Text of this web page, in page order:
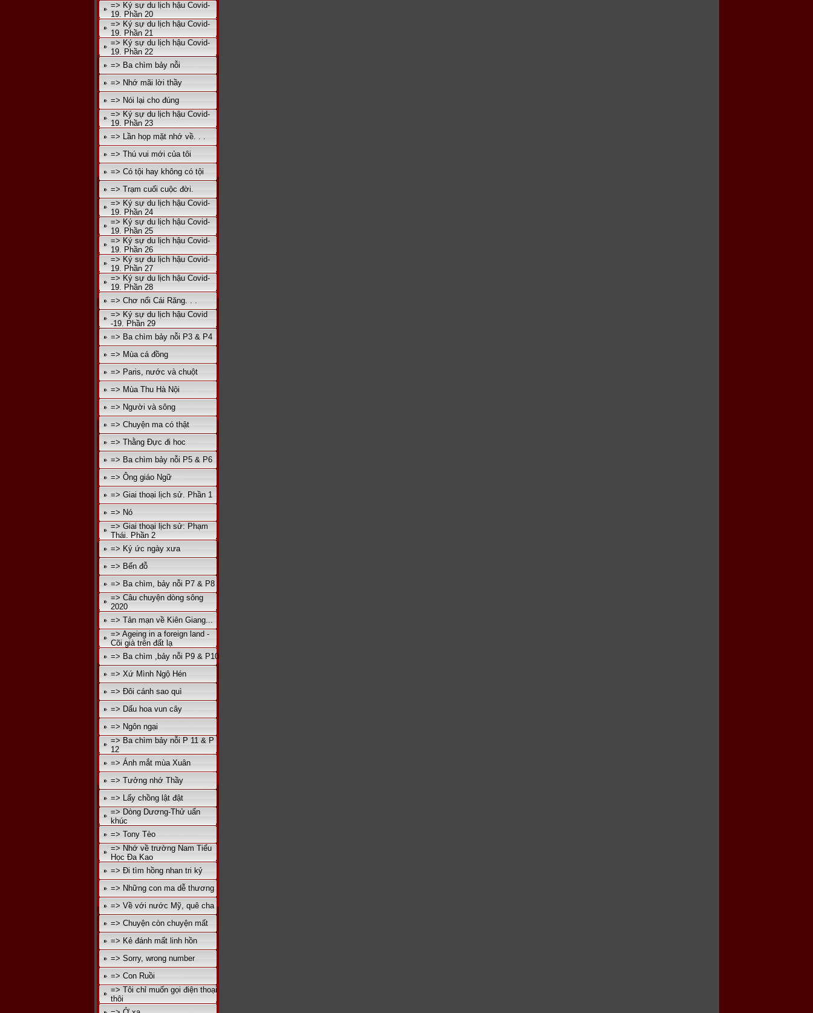
=> Ký sự du lịch hậu Covid-
19. Phần 20
=> Ký sự du lịch hậu Covid-
19. Phần 21
=> Ký sự du lịch hậu Covid-
19. Phần 22
=> Ba chìm bảy nỗi
=> Nhớ mãi lời thầy
=> Nói lại cho đúng
=> Ký sự du lịch hậu Covid-
19. Phần 23
=> Lần họp mặt nhớ về. . .
=> Thú vui mới của tôi
=> Có tội hay không có tội
=> Trạm cuối cuộc đời.
=> Ký sự du lịch hậu Covid-
19. Phần 24
=> Ký sự du lịch hậu Covid-
19. Phần 25
=> Ký sự du lịch hậu Covid-
19. Phần 26
=> Ký sự du lịch hậu Covid-
19. Phần 27
=> Ký sự du lịch hậu Covid-
19. Phần 28
=> Chơ nổi Cái Răng. . .
=> Ký sự du lịch hậu Covid
-19. Phần 29
=> Ba chìm bảy nỗi P3 & P4
=> Mùa cá đồng
=> Paris, nước và chuột
=> Mùa Thu Hà Nội
=> Người và sông
=> Chuyện ma có thật
=> Thằng Đực đi hoc
=> Ba chìm bảy nỗi P5 & P6
=> Ông giáo Ngữ
=> Giai thoại lịch sử. Phần 1
=> Nó
=> Giai thoại lịch sử: Phạm
Thái. Phần 2
=> Ký ức ngày xưa
=> Bến đỗ
=> Ba chìm, bảy nỗi P7 & P8
=> Câu chuyện dòng sông
2020
=> Tản mạn về Kiên Giang...
=> Ageing in a foreign land -
Cõi già trên đất lạ
=> Ba chìm ,bảy nỗi P9 & P10
=> Xứ Mình Ngộ Hén
=> Đôi cánh sao quì
=> Dấu hoa vun cây
=> Ngôn ngại
=> Ba chìm bảy nỗi P 11 & P
12
=> Ánh mắt mùa Xuân
=> Tưởng nhớ Thầy
=> Lấy chồng lật đật
=> Dòng Dương-Thử uẩn
khúc
=> Tony Tèo
=> Nhớ về trường Nam Tiểu
Học Đa Kao
=> Đi tìm hồng nhan tri kỷ
=> Những con ma dễ thương
=> Về với nước Mỹ, quê cha
=> Chuyện còn chuyện mất
=> Kẻ đánh mất linh hồn
=> Sorry, wrong number
=> Con Ruồi
=> Tôi chỉ muốn gọi điện thoại
thôi